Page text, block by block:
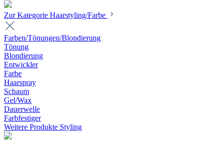
Zur Kategorie Haarstyling/Farbe
Farben/Tönungen/Blondierung
Tönung
Blondierung
Entwickler
Farbe
Haarspray
Schaum
Gel/Wax
Dauerwelle
Farbfestiger
Weitere Produkte Styling